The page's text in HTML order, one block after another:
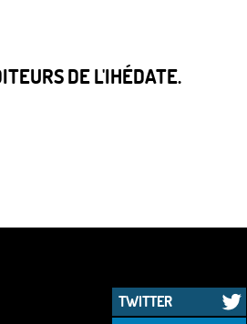
DE L'IHÉDATE.
TWITTER